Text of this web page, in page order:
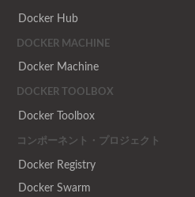
Docker Hub
DOCKER MACHINE
Docker Machine
DOCKER TOOLBOX
Docker Toolbox
コンポーネント・プロジェクト
Docker Registry
Docker Swarm